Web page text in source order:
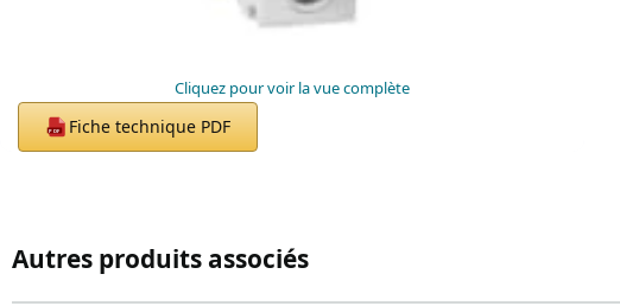
Cliquez pour voir la vue complète
PDF Fiche technique PDF
Autres produits associés